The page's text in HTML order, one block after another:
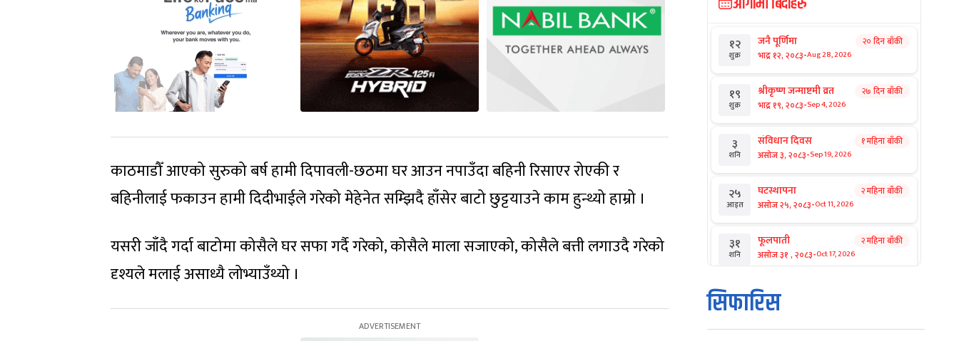
काठमाडौँ आएको सुरुको बर्ष हामी दिपावली-छठमा घर आउन नपाउँदा बहिनी रिसाएर रोएकी र
बहिनीलाई फकाउन हामी दिदीभाईले गरेको मेहेनेत सम्झिदै हाँसेर बाटो छुट्टयाउने काम हुन्थ्यो हाम्रो ।
यसरी जाँदै गर्दा बाटोमा कोसैले घर सफा गर्दै गरेको, कोसैले माला सजाएको, कोसैले बत्ती लगाउदै गरेको
दृश्यले मलाई असाध्यै लोभ्याउँथ्यो ।
१२
शुक्र
जनै पूर्णिमा
भाद्र १२, २०८३-Aug 28, 2026
२० दिन बाँकी
१९
शुक्र
श्रीकृष्ण जन्माष्टमी व्रत
भाद्र १९, २०८३-Sep 4, 2026
२७ दिन बाँकी
३
शनि
संविधान दिवस
असोज ३, २०८३-Sep 19, 2026
१ महिना बाँकी
२५
आइत
घटस्थापना
असोज २५, २०८३-Oct 11, 2026
२ महिना बाँकी
३१
शनि
फूलपाती
असोज ३१ , २०८३-Oct 17, 2026
२ महिना बाँकी
१
आइत
कार्तिक सङ्क्रान्ति
कार्तिक १, २०८३
सिफारिस